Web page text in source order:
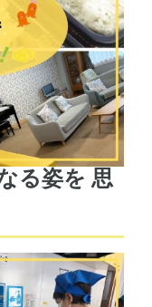
る姿を 思